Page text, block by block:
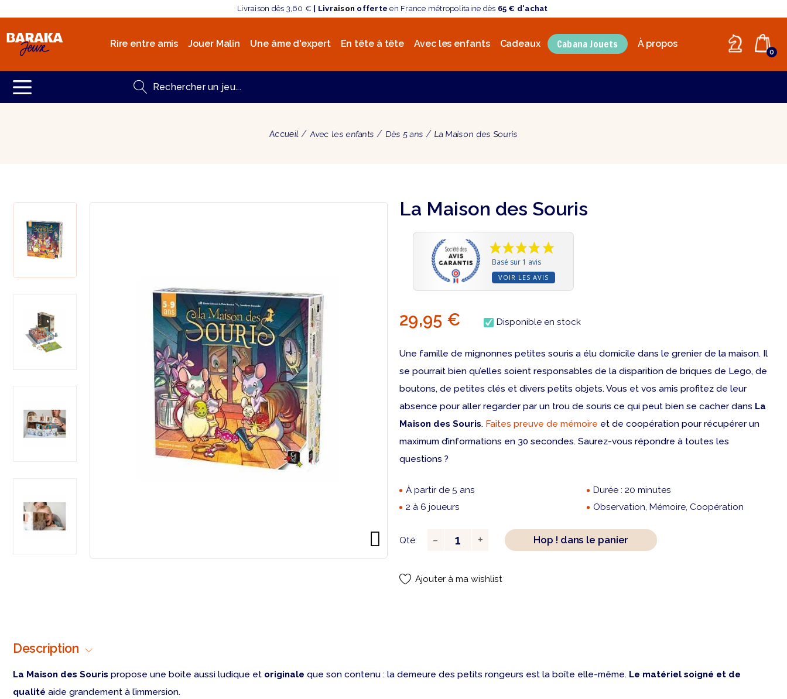
Livraison dès 3,60 € | Livraison offerte en France métropolitaine dès 65 € d'achat
Rire entre amis Jouer Malin Une âme d'expert En tête à tête Avec les enfants Cadeaux Cabana Jouets À propos
0
Accueil Avec les enfants Dès 5 ans La Maison des Souris
La Maison des Souris
Basé sur 1 avis
VOIR LES AVIS
29,95 € Disponible en stock
Une famille de mignonnes petites souris a élu domicile dans le grenier de la maison. Il
se pourrait bien qu’elles soient responsables de la disparition de briques de Lego, de
boutons, de petites clés et divers petits objets. Vous et vos amis profitez de leur
absence pour aller regarder par un trou de souris ce qui peut bien se cacher dans La
Maison des Souris. Faites preuve de mémoire et de coopération pour récupérer un
maximum d’informations en 30 secondes. Saurez-vous répondre à toutes les
questions ?
À partir de 5 ans
Durée : 20 minutes
2 à 6 joueurs
Observation, Mémoire, Coopération
Qté: Hop ! dans le panier
Ajouter à ma wishlist
Description
La Maison des Souris propose une boite aussi ludique et originale que son contenu : la demeure des petits rongeurs est la boîte elle-même. Le matériel soigné et de
qualité aide grandement à l’immersion.